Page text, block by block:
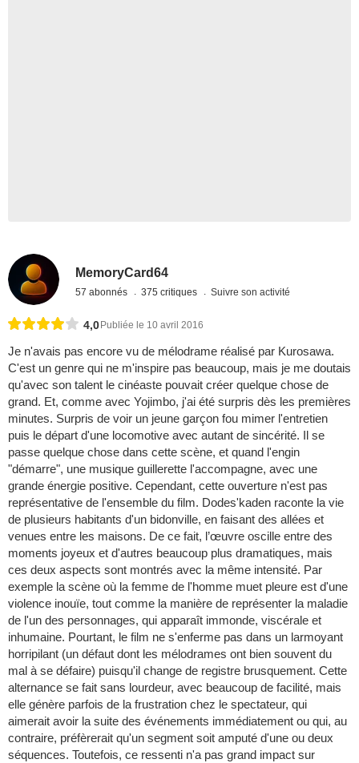
MemoryCard64
57 abonnés 375 critiques Suivre son activité
4,0 Publiée le 10 avril 2016
Je n'avais pas encore vu de mélodrame réalisé par Kurosawa.
C'est un genre qui ne m'inspire pas beaucoup, mais je me doutais
qu'avec son talent le cinéaste pouvait créer quelque chose de
grand. Et, comme avec Yojimbo, j'ai été surpris dès les premières
minutes. Surpris de voir un jeune garçon fou mimer l'entretien
puis le départ d'une locomotive avec autant de sincérité. Il se
passe quelque chose dans cette scène, et quand l'engin
"démarre", une musique guillerette l'accompagne, avec une
grande énergie positive. Cependant, cette ouverture n'est pas
représentative de l'ensemble du film. Dodes'kaden raconte la vie
de plusieurs habitants d'un bidonville, en faisant des allées et
venues entre les maisons. De ce fait, l’œuvre oscille entre des
moments joyeux et d'autres beaucoup plus dramatiques, mais
ces deux aspects sont montrés avec la même intensité. Par
exemple la scène où la femme de l'homme muet pleure est d'une
violence inouïe, tout comme la manière de représenter la maladie
de l'un des personnages, qui apparaît immonde, viscérale et
inhumaine. Pourtant, le film ne s'enferme pas dans un larmoyant
horripilant (un défaut dont les mélodrames ont bien souvent du
mal à se défaire) puisqu'il change de registre brusquement. Cette
alternance se fait sans lourdeur, avec beaucoup de facilité, mais
elle génère parfois de la frustration chez le spectateur, qui
aimerait avoir la suite des événements immédiatement ou qui, au
contraire, préfèrerait qu'un segment soit amputé d'une ou deux
séquences. Toutefois, ce ressenti n'a pas grand impact sur